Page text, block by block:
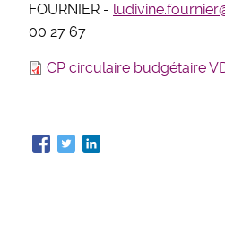
FOURNIER -
00 27 67
CP circulaire budgétaire